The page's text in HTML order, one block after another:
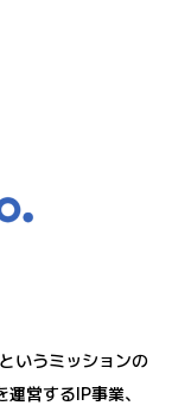
いうミッションの
営するIP事業、